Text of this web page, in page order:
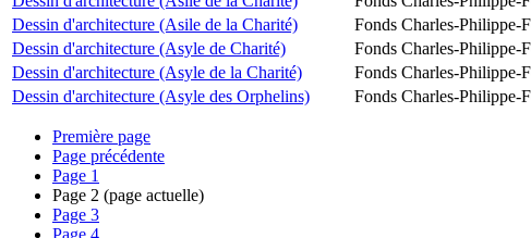
Dessin d'architecture (Asile de la Charité)
Fonds Charles-Philippe-
Dessin d'architecture (Asyle de Charité)
Fonds Charles-Philippe-
Dessin d'architecture (Asyle de la Charité)
Fonds Charles-Philippe-
Dessin d'architecture (Asyle des Orphelins)
Fonds Charles-Philippe-
Première page
Page précédente
Page 1
Page 2 (page actuelle)
Page 3
Page 4